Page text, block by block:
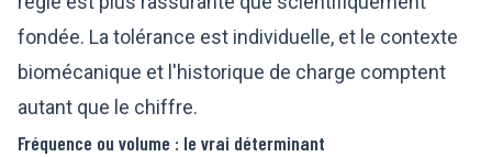
fondée. La tolérance est individuelle, et le contexte
biomécanique et l'historique de charge comptent
autant que le chiffre.
Fréquence ou volume : le vrai déterminant